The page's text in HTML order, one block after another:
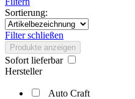
Sortierung:
Filter schließen
Produkte anzeigen
Sofort lieferbar
Hersteller
Auto Craft